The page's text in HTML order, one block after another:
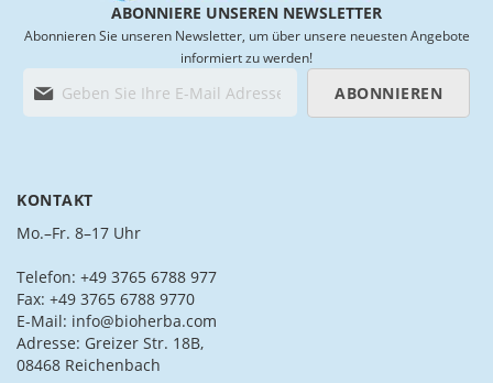
ABONNIERE UNSEREN NEWSLETTER
Abonnieren Sie unseren Newsletter, um über unsere neuesten Angebote
informiert zu werden!
l
S
i
s
i
c
h
f
ABONNIEREN
KONTAKT
Mo.–Fr. 8–17 Uhr
Telefon: +49 3765 6788 977
Fax: +49 3765 6788 9770
E-Mail: info@bioherba.com
Adresse: Greizer Str. 18B,
08468 Reichenbach